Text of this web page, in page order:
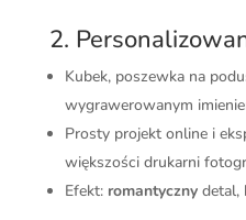
2.
Kubek, poszewka na
wygrawerowanym
Prosty projekt online i
większości drukarni
Efekt: romantycznydetal,